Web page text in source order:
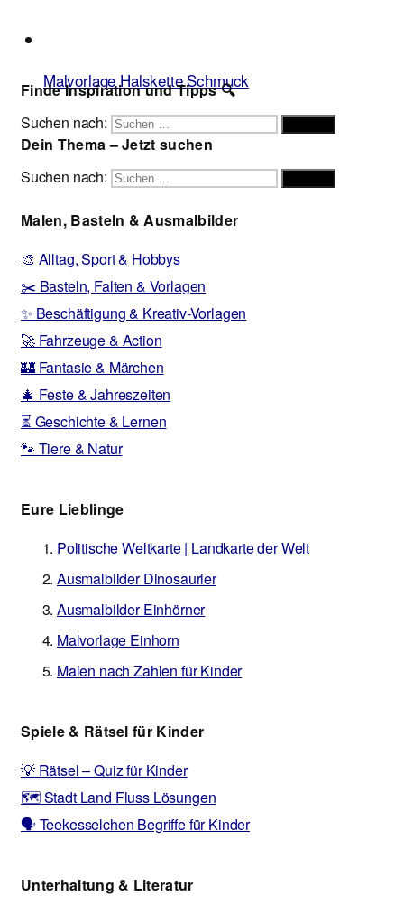
Malvorlage Halskette Schmuck
Finde Inspiration und Tipps 🔍
Suchen nach:
Dein Thema – Jetzt suchen
Suchen nach:
Malen, Basteln & Ausmalbilder
🎨 Alltag, Sport & Hobbys
✂️ Basteln, Falten & Vorlagen
✨ Beschäftigung & Kreativ-Vorlagen
🚀 Fahrzeuge & Action
🏰 Fantasie & Märchen
🎄 Feste & Jahreszeiten
⏳ Geschichte & Lernen
🐾 Tiere & Natur
Eure Lieblinge
Politische Weltkarte | Landkarte der Welt
Ausmalbilder Dinosaurier
Ausmalbilder Einhörner
Malvorlage Einhorn
Malen nach Zahlen für Kinder
Spiele & Rätsel für Kinder
💡 Rätsel – Quiz für Kinder
🗺️ Stadt Land Fluss Lösungen
🗣️ Teekesselchen Begriffe für Kinder
Unterhaltung & Literatur